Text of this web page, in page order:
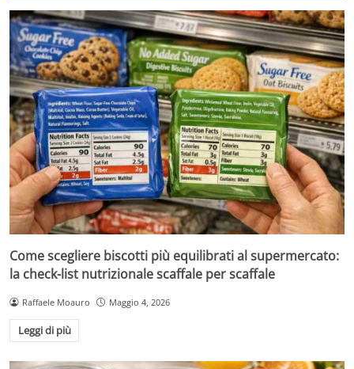
Come scegliere biscotti più equilibrati al supermercato:
la check-list nutrizionale scaffale per scaffale
Raffaele Moauro Maggio 4, 2026
Leggi di più